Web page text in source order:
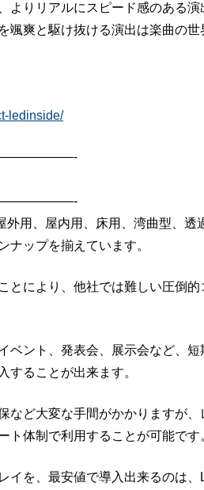
よりリアルにスピード感のある演
颯爽と駆け抜ける演出は楽曲の
ledinside/
外用、屋内用、床用、湾曲型、透
ナップを揃えています。
とにより、他社では難しい圧倒
ベント、発表会、展示会など、
することが出来ます。
など大変な手間がかかりますが
ト体制で利用することが可能です
イを、最安値で導入出来るのは